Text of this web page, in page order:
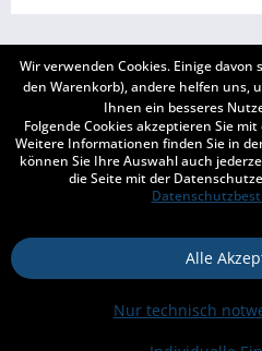
BERATUNG
SERVICE
INFORMATIONEN
Datenschutz
* Alle Preise inkl. gesetzl. Mehrwertsteuer zzgl.
Wir verwenden Cookies. Einige
den Warenkorb), andere helfen uns,
Ihnen ein besseres
Folgende Cookies akzeptieren Sie
Weitere Informationen finden Sie in
können Sie Ihre Auswahl auch
die Seite mit der
Nur technisch
Alle